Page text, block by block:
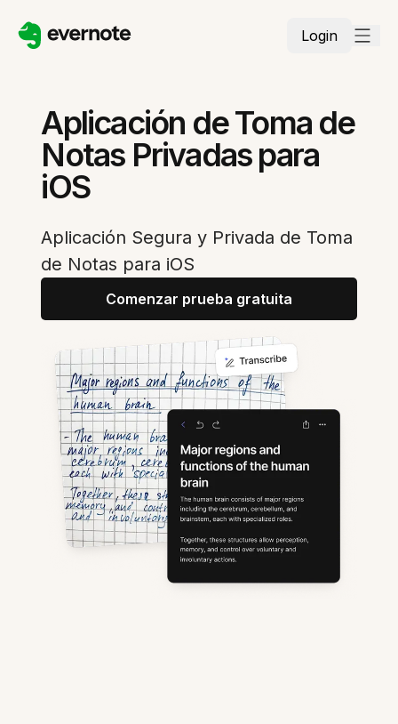
Login
Aplicación de Toma de
Notas Privadas para
iOS
Aplicación Segura y Privada de Toma
de Notas para iOS
Comenzar prueba gratuita